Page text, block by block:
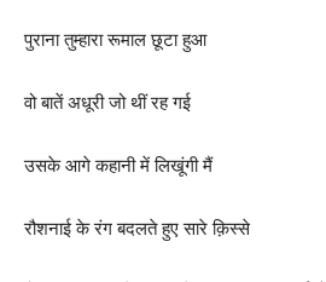
पुराना तुम्हारा रूमाल छूटा हुआ
वो बातें अधूरी जो थीं रह गई
उसके आगे कहानी में लिखूंगी मैं
रौशनाई के रंग बदलते हुए सारे क़िस्से